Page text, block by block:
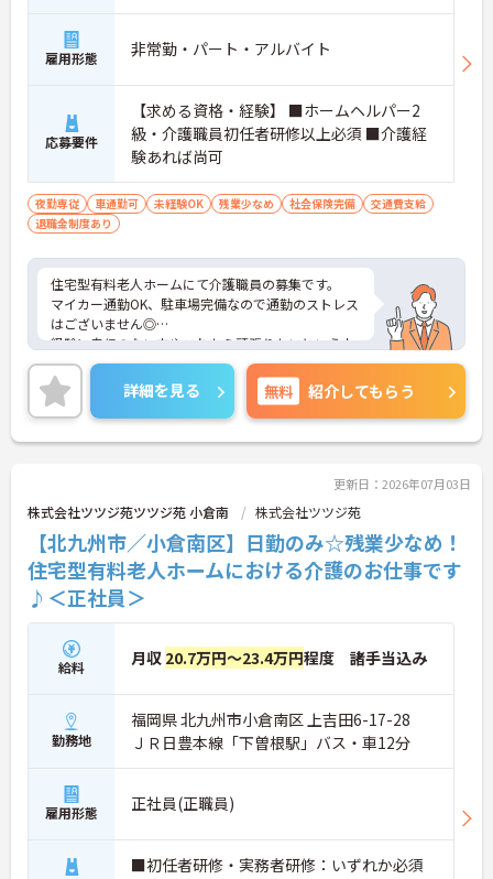
雇用形態 非常勤・パート・アルバイト
応募要件
【求める資格・経験】 ■ホームヘルパー2
級・介護職員初任者研修以上必須 ■介護経
験あれば尚可
夜勤専従 車通勤可 未経験OK 残業少なめ 社会保険完備
交通費支給
退職金制度あり
住宅型有料老人ホームにて介護職員の募集です。
マイカー通勤OK、駐車場完備なので通勤のストレス
はございません◎
経験に自信のない方やこれから頑張りたいという未
経験の方でもご応募可能です♪
ご興味ある方には、面接対策ポイントなど、さらに
詳細をお話しいたしますのでお気軽にご相談くださ
い。
詳細を見る 無料 紹介してもらう
更新日：2026年07月03日
株式会社ツツジ苑ツツジ苑 小倉南 株式会社ツツジ苑
【北九州市／小倉南区】日勤のみ☆残業少なめ！
住宅型有料老人ホームにおける介護のお仕事です
♪＜正社員＞
給料 月収 20.7万円～23.4万円程度 諸手当込み
勤務地
福岡県 北九州市小倉南区 上吉田6-17-28
ＪＲ日豊本線「下曽根駅」バス・車12分
雇用形態 正社員(正職員)
■初任者研修・実務者研修：いずれか必須